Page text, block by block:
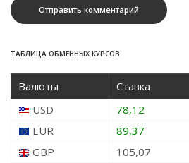
ТАБЛИЦА ОБМЕННЫХ КУРСОВ
Валюты Ставка
USD
78,12
EUR
89,37
GBP
105,07